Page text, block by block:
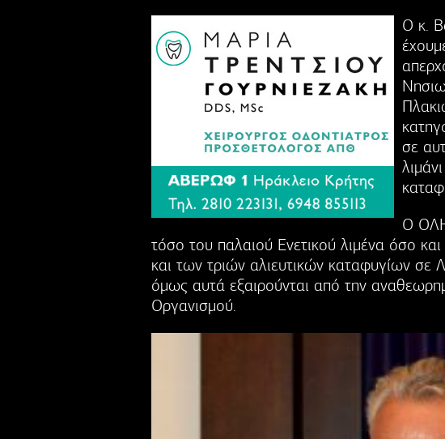
Ο κ.
σε
Ο ΟΛΗ
τόσο του παλαιού Ενετικού λιμένα όσο
και των τριών αλιευτικών καταφυγίων σε
όμως αυτά εξαιρούνται από την
Οργανισμού.